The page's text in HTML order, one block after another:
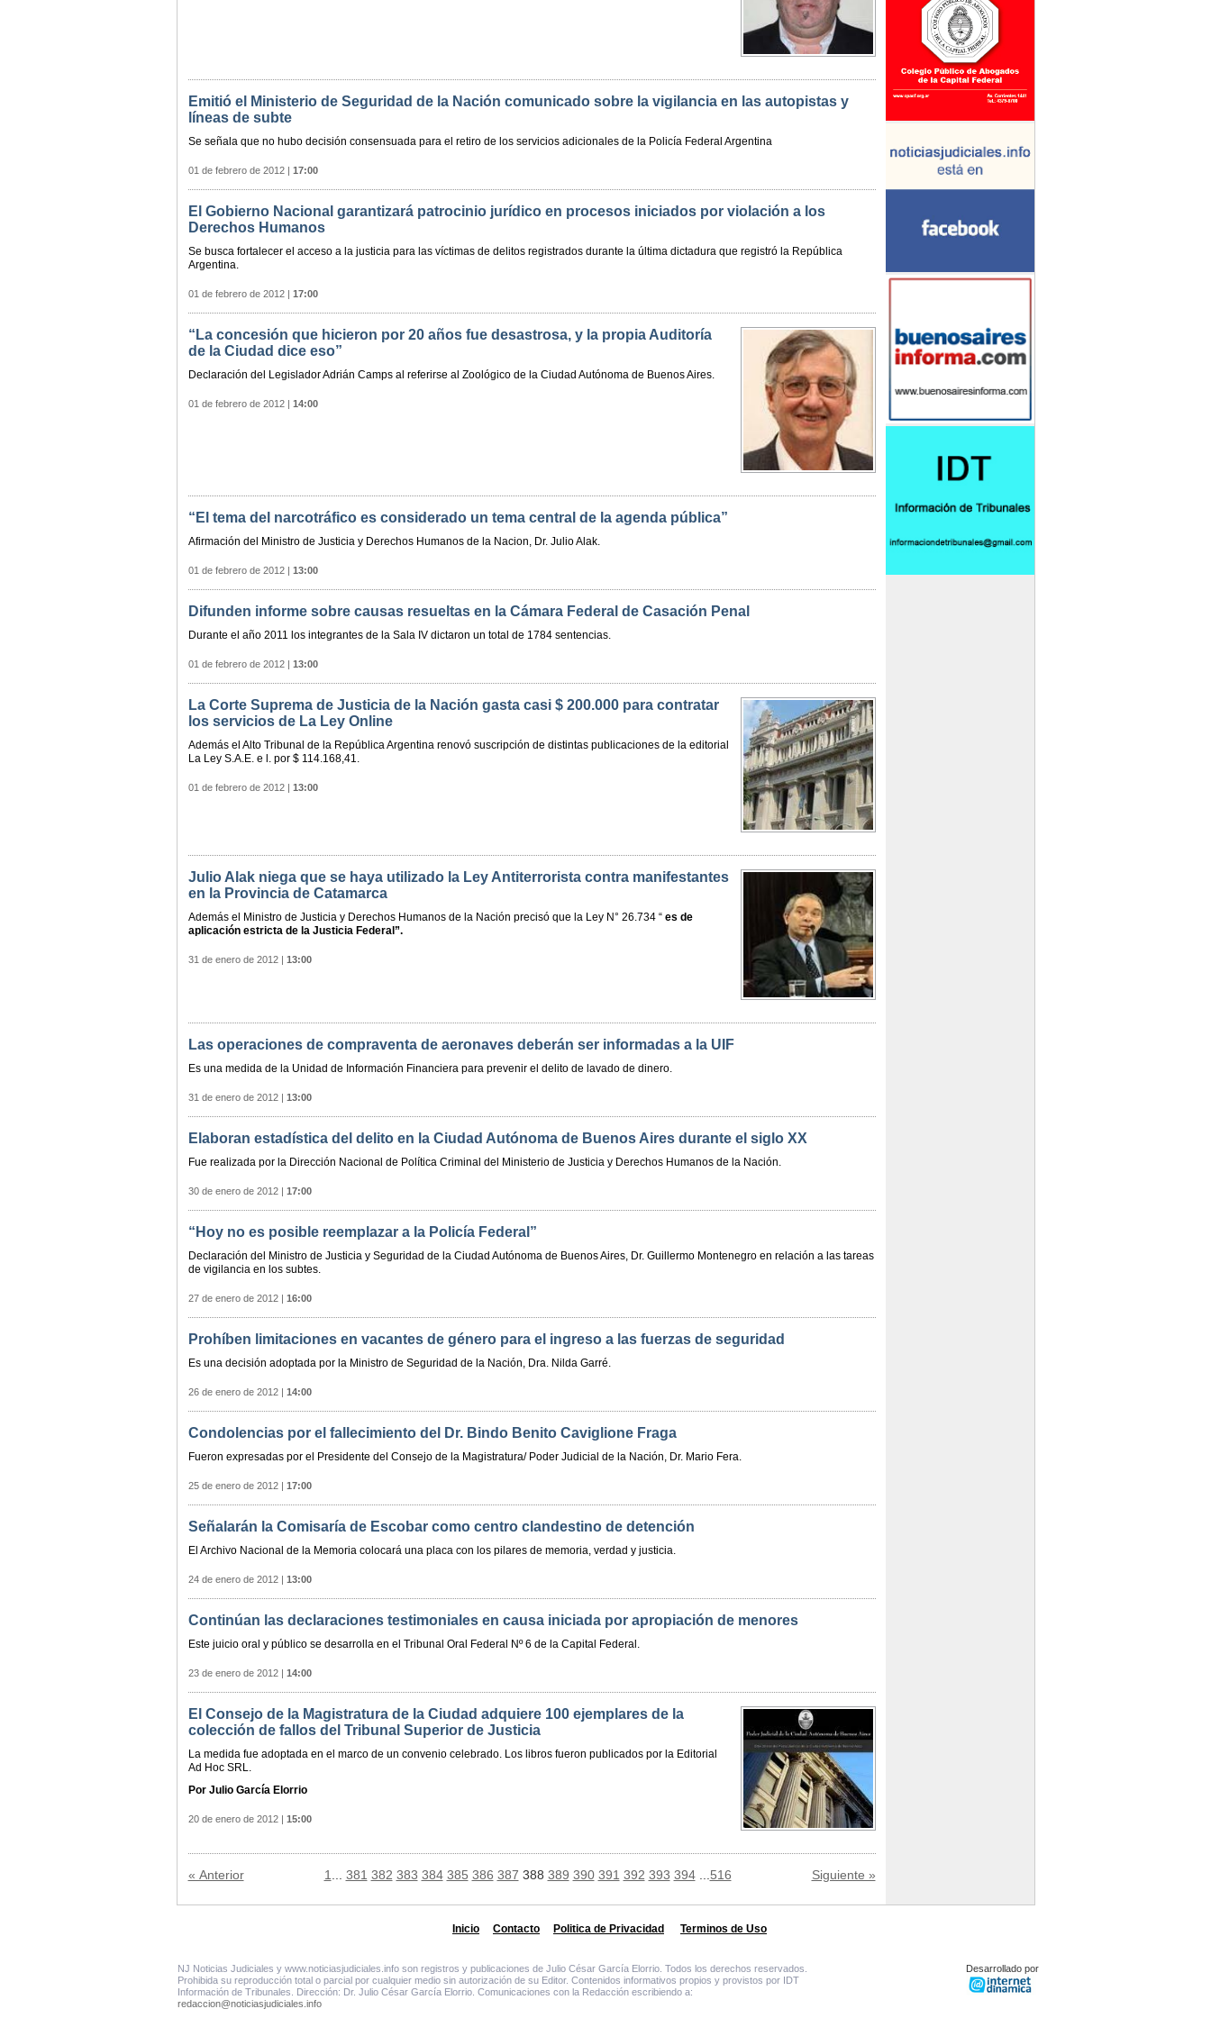
Emitió el Ministerio de Seguridad de la Nación comunicado sobre la vigilancia en las autopistas y
líneas de subte
Se señala que no hubo decisión consensuada para el retiro de los servicios adicionales de la Policía Federal Argentina
01 de febrero de 2012| 17:00
El Gobierno Nacional garantizará patrocinio jurídico en procesos iniciados por violación a los
Derechos Humanos
Se busca fortalecer el acceso a la justicia para las víctimas de delitos registrados durante la última dictadura que registró la República
Argentina.
01 de febrero de 2012| 17:00
“La concesión que hicieron por 20 años fue desastrosa, y la propia Auditoría
de la Ciudad dice eso”
Declaración del Legislador Adrián Camps al referirse al Zoológico de la Ciudad Autónoma de Buenos Aires.
01 de febrero de 2012| 14:00
“El tema del narcotráfico es considerado un tema central de la agenda pública”
Afirmación del Ministro de Justicia y Derechos Humanos de la Nacion, Dr. Julio Alak.
01 de febrero de 2012| 13:00
Difunden informe sobre causas resueltas en la Cámara Federal de Casación Penal
Durante el año 2011 los integrantes de la Sala IV dictaron un total de 1784 sentencias.
01 de febrero de 2012| 13:00
La Corte Suprema de Justicia de la Nación gasta casi $ 200.000 para contratar
los servicios de La Ley Online
Además el Alto Tribunal de la República Argentina renovó suscripción de distintas publicaciones de la editorial
La Ley S.A.E. e l. por $ 114.168,41.
01 de febrero de 2012| 13:00
Julio Alak niega que se haya utilizado la Ley Antiterrorista contra manifestantes
en la Provincia de Catamarca
Además el Ministro de Justicia y Derechos Humanos de la Nación precisó que la Ley N° 26.734 “ es de
aplicación estricta de la Justicia Federal”.
31 de enero de 2012| 13:00
Las operaciones de compraventa de aeronaves deberán ser informadas a la UIF
Es una medida de la Unidad de Información Financiera para prevenir el delito de lavado de dinero.
31 de enero de 2012| 13:00
Elaboran estadística del delito en la Ciudad Autónoma de Buenos Aires durante el siglo XX
Fue realizada por la Dirección Nacional de Política Criminal del Ministerio de Justicia y Derechos Humanos de la Nación.
30 de enero de 2012| 17:00
“Hoy no es posible reemplazar a la Policía Federal”
Declaración del Ministro de Justicia y Seguridad de la Ciudad Autónoma de Buenos Aires, Dr. Guillermo Montenegro en relación a las tareas
de vigilancia en los subtes.
27 de enero de 2012| 16:00
Prohíben limitaciones en vacantes de género para el ingreso a las fuerzas de seguridad
Es una decisión adoptada por la Ministro de Seguridad de la Nación, Dra. Nilda Garré.
26 de enero de 2012| 14:00
Condolencias por el fallecimiento del Dr. Bindo Benito Caviglione Fraga
Fueron expresadas por el Presidente del Consejo de la Magistratura/ Poder Judicial de la Nación, Dr. Mario Fera.
25 de enero de 2012| 17:00
Señalarán la Comisaría de Escobar como centro clandestino de detención
El Archivo Nacional de la Memoria colocará una placa con los pilares de memoria, verdad y justicia.
24 de enero de 2012| 13:00
Continúan las declaraciones testimoniales en causa iniciada por apropiación de menores
Este juicio oral y público se desarrolla en el Tribunal Oral Federal Nº 6 de la Capital Federal.
23 de enero de 2012| 14:00
El Consejo de la Magistratura de la Ciudad adquiere 100 ejemplares de la
colección de fallos del Tribunal Superior de Justicia
La medida fue adoptada en el marco de un convenio celebrado. Los libros fueron publicados por la Editorial
Ad Hoc SRL.
Por Julio García Elorrio
20 de enero de 2012| 15:00
« Anterior 1 381 382 383 384 385 386 387 388 389 390 391 392 393 394 516 Siguiente »
Inicio Contacto Politica de Privacidad Terminos de Uso
Desarrollado por
NJ Noticias Judiciales y www.noticiasjudiciales.info son registros y publicaciones de Julio César García Elorrio. Todos los derechos reservados.
Prohibida su reproducción total o parcial por cualquier medio sin autorización de su Editor. Contenidos informativos propios y provistos por IDT
Información de Tribunales. Dirección: Dr. Julio César García Elorrio. Comunicaciones con la Redacción escribiendo a:
redaccion@noticiasjudiciales.info